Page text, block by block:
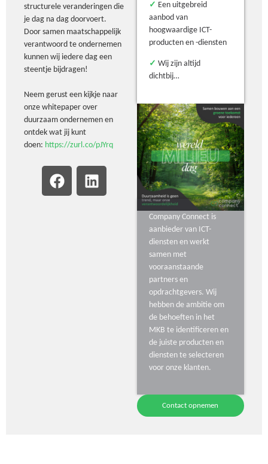
structurele veranderingen die
je dag na dag doorvoert.
Door samen maatschappelijk
verantwoord te ondernemen
kunnen wij iedere dag een
steentje bijdragen!
Neem gerust een kijkje naar
onze whitepaper over
duurzaam ondernemen en
ontdek wat jij kunt
doen: https://zurl.co/pJYrq
✓ Een uitgebreid
aanbod van
hoogwaardige ICT-
producten en -diensten
✓ Wij zijn altijd
dichtbij…
Company Connect is
aanbieder van ICT-
diensten en werkt
samen met
vooraanstaande
partners en
opdrachtgevers. Wij
hebben de ambitie om
de behoeften in het
MKB te identificeren en
de juiste producten en
diensten te selecteren
voor onze klanten.
Contact opnemen